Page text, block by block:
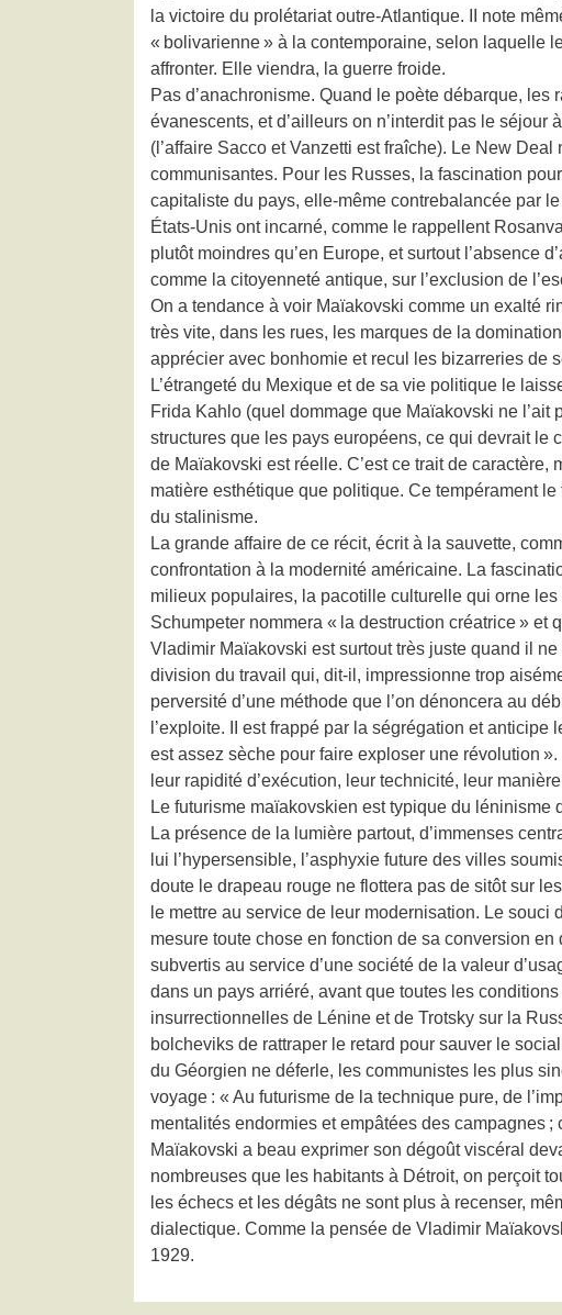
la victoire du prolétariat outre-Atlantique. II note
« bolivarienne » à la contemporaine, selon laquelle
affronter. Elle viendra, la guerre froide.
Pas d’anachronisme. Quand le poète débarque,
évanescents, et d’ailleurs on n’interdit pas le
(l’affaire Sacco et Vanzetti est fraîche). Le New
communisantes. Pour les Russes, la fascination
capitaliste du pays, elle-même contrebalancée par
États-Unis ont incarné, comme le rappellent
plutôt moindres qu’en Europe, et surtout l’absence
comme la citoyenneté antique, sur l’exclusion de
On a tendance à voir Maïakovski comme un exalté
très vite, dans les rues, les marques de la
apprécier avec bonhomie et recul les bizarreries de
L’étrangeté du Mexique et de sa vie politique le
Frida Kahlo (quel dommage que Maïakovski ne
structures que les pays européens, ce qui devrait le
de Maïakovski est réelle. C’est ce trait de
matière esthétique que politique. Ce tempérament
du stalinisme.
La grande affaire de ce récit, écrit à la sauvette,
confrontation à la modernité américaine. La
milieux populaires, la pacotille culturelle qui orne
Schumpeter nommera « la destruction créatrice »
Vladimir Maïakovski est surtout très juste quand il
division du travail qui, dit-il, impressionne trop
perversité d’une méthode que l’on dénoncera au
l’exploite. II est frappé par la ségrégation et
est assez sèche pour faire exploser une révolution
leur rapidité d’exécution, leur technicité, leur
Le futurisme maïakovskien est typique du léninisme
La présence de la lumière partout, d’immenses
lui l’hypersensible, l’asphyxie future des villes
doute le drapeau rouge ne flottera pas de sitôt sur
le mettre au service de leur modernisation. Le souci
mesure toute chose en fonction de sa conversion
subvertis au service d’une société de la valeur
dans un pays arriéré, avant que toutes les
insurrectionnelles de Lénine et de Trotsky sur la
bolcheviks de rattraper le retard pour sauver le
du Géorgien ne déferle, les communistes les plus
voyage : « Au futurisme de la technique pure, de
mentalités endormies et empâtées des campagnes
Maïakovski a beau exprimer son dégoût viscéral
nombreuses que les habitants à Détroit, on perçoit
les échecs et les dégâts ne sont plus à recenser,
dialectique. Comme la pensée de Vladimir
1929.